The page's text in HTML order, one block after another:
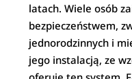
latach. Wiele osób
bezpieczeństwem,
jednorodzinnych i
jego instalacją, ze